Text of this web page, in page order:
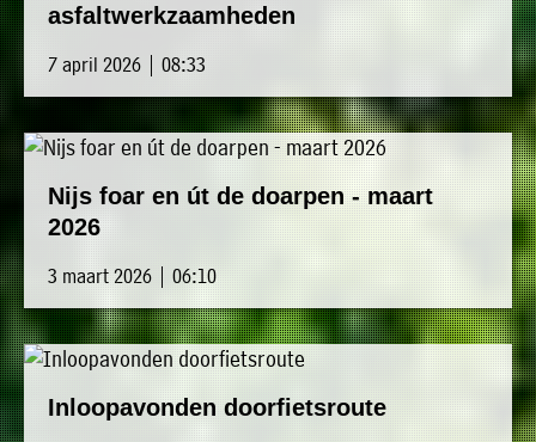
asfaltwerkzaamheden
7 april 2026 | 08:33
Nijs foar en út de doarpen - maart
2026
3 maart 2026 | 06:10
Inloopavonden doorfietsroute